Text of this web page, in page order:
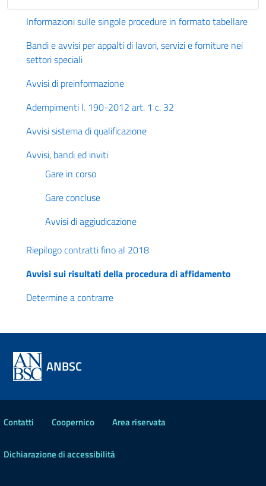
Informazioni sulle singole procedure in formato tabellare
Bandi e avvisi per appalti di lavori, servizi e forniture nei
settori speciali
Avvisi di preinformazione
Adempimenti l. 190-2012 art. 1 c. 32
Avvisi sistema di qualificazione
Avvisi, bandi ed inviti
Gare in corso
Gare concluse
Avvisi di aggiudicazione
Riepilogo contratti fino al 2018
Avvisi sui risultati della procedura di affidamento
Determine a contrarre
ANBSC
Contatti Coopernico Area riservata
Dichiarazione di accessibilità